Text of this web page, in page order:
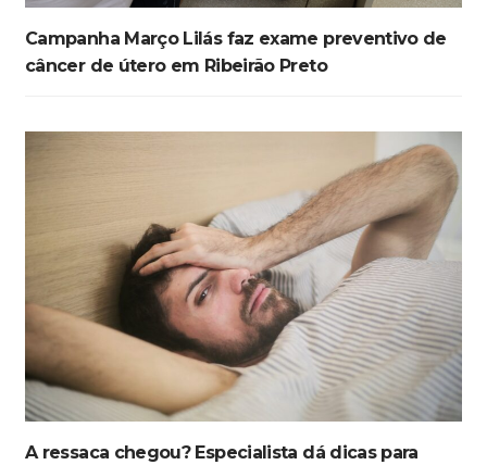
Campanha Março Lilás faz exame preventivo de
câncer de útero em Ribeirão Preto
A ressaca chegou? Especialista dá dicas para